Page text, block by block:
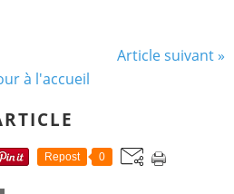
Article suivant »
à l'accueil
Repost 0